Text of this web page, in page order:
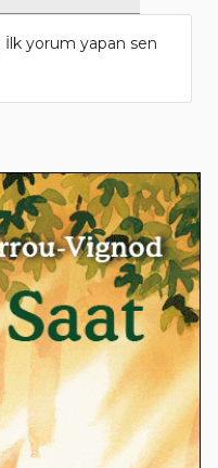
İlk yorum yapan sen